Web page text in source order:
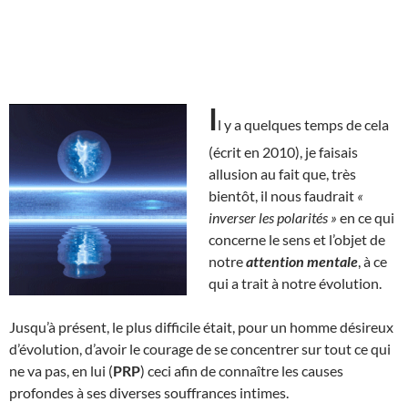
Il y a quelques temps de cela
(écrit en 2010), je faisais
allusion au fait que, très
bientôt, il nous faudrait «
inverser les polarités » en ce qui
concerne le sens et l’objet de
notreattention mentale , à ce
qui a trait à notre évolution.
Jusqu’à présent, le plus difficile était, pour un homme désireux
d’évolution, d’avoir le courage de se concentrer sur tout ce qui
ne va pas, en lui (PRP) ceci afin de connaître les causes
profondes à ses diverses souffrances intimes.